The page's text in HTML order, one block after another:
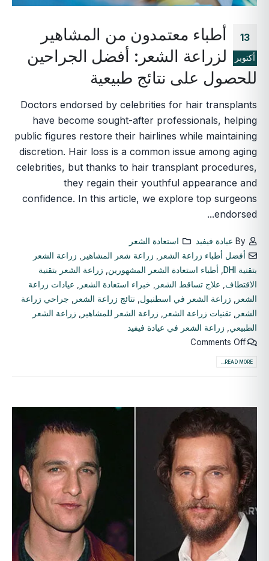
13
أكتوبر
أطباء معتمدون من المشاهير
لزراعة الشعر: أفضل الجراحين
للحصول على نتائج طبيعية
Doctors endorsed by celebrities for hair transplants
have become sought-after professionals, helping
public figures restore their hairlines while maintaining
discretion. Hair loss is a common issue among aging
celebrities, but thanks to hair transplant procedures,
they regain their youthful appearance and
confidence. In this article, we explore top surgeons
endorsed...
By عيادة فيفيد
استعادة الشعر
أفضل أطباء زراعة الشعر
زراعة شعر المشاهير
زراعة الشعر
بتقنية DHI
أطباء استعادة الشعر المشهورين
زراعة الشعر بتقنية
الاقتطاف
علاج تساقط الشعر خبراء استعادة الشعر
عيادات زراعة
الشعر
زراعة الشعر في اسطنبول نتائج زراعة الشعر
جراحي زراعة
الشعر
تقنيات زراعة الشعر زراعة الشعر للمشاهير
زراعة الشعر
الطبيعي
زراعة الشعر في عيادة فيفيد
Comments Off
READ MORE...